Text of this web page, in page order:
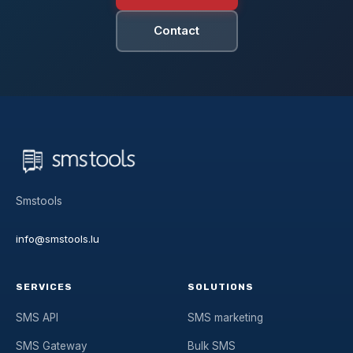
Contact
Smstools
info@smstools.lu
SERVICES
SMS API
SMS Gateway
SOLUTIONS
SMS marketing
Bulk SMS